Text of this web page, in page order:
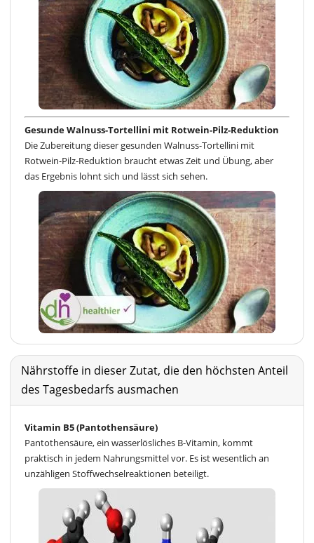
Gesunde Walnuss-Tortellini mit Rotwein-Pilz-Reduktion
Die Zubereitung dieser gesunden Walnuss-Tortellini mit
Rotwein-Pilz-Reduktion braucht etwas Zeit und Übung, aber
das Ergebnis lohnt sich und lässt sich sehen.
Nährstoffe in dieser Zutat, die den höchsten Anteil
des Tagesbedarfs ausmachen
Vitamin B5 (Pantothensäure)
Pantothensäure, ein wasserlösliches B-Vitamin, kommt
praktisch in jedem Nahrungsmittel vor. Es ist wesentlich an
unzähligen Stoffwechselreaktionen beteiligt.